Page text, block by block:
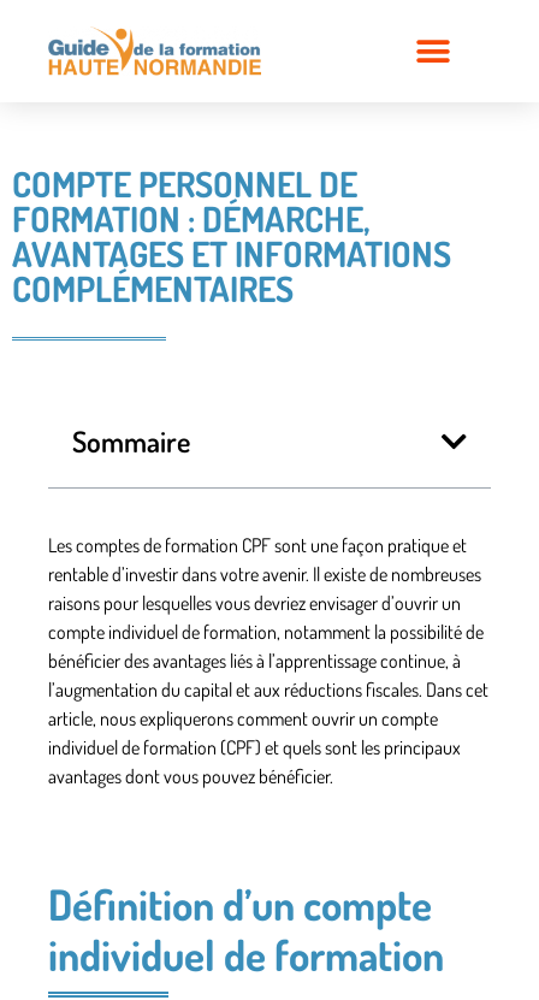
COMPTE PERSONNEL DE
FORMATION : DÉMARCHE,
AVANTAGES ET INFORMATIONS
COMPLÉMENTAIRES
Sommaire
Les comptes de formation CPF sont une façon pratique et
rentable d’investir dans votre avenir. Il existe de nombreuses
raisons pour lesquelles vous devriez envisager d’ouvrir un
compte individuel de formation, notamment la possibilité de
bénéficier des avantages liés à l’apprentissage continue, à
l’augmentation du capital et aux réductions fiscales. Dans cet
article, nous expliquerons comment ouvrir un compte
individuel de formation (CPF) et quels sont les principaux
avantages dont vous pouvez bénéficier.
Définition d’un compte
individuel de formation